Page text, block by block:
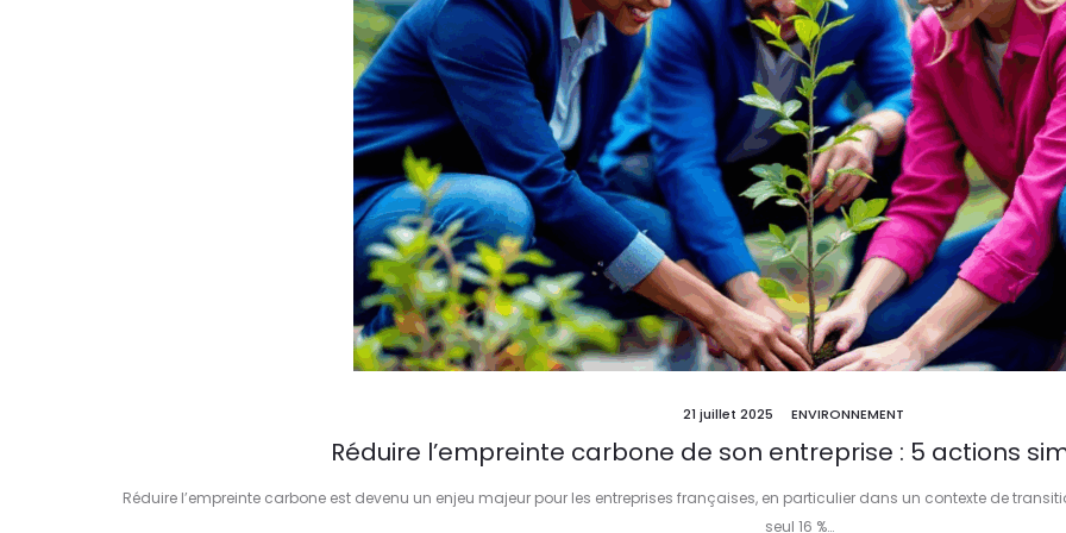
21 juillet 2025 ENVIRONNEMENT
Réduire l’empreinte carbone de son entreprise : 5 actions
Réduire l’empreinte carbone est devenu un enjeu majeur pour les entreprises françaises, en particulier dans un contexte de
seul 16 %…